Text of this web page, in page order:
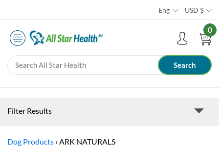
Eng USD $
0
Filter Results
Dog Products › ARK NATURALS